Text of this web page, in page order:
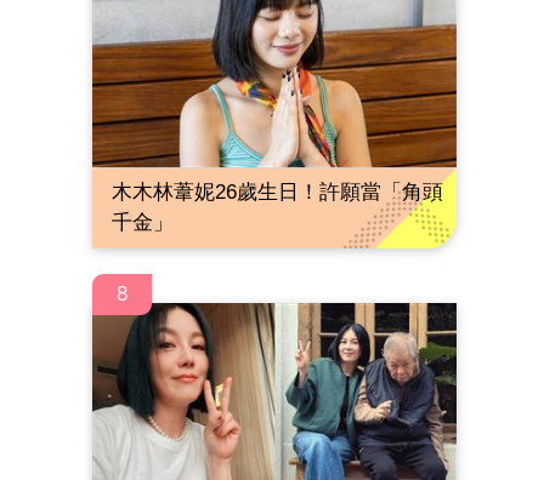
木木林葦妮26歲生日！許願當「角頭
千金」
8